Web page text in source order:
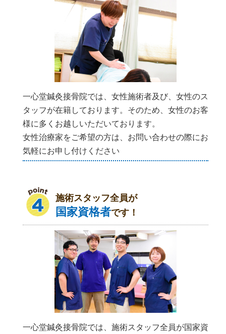
一心堂鍼灸接骨院では、女性施術者及び、女性のス
タッフが在籍しております。そのため、女性のお客
様に多くお越しいただいております。
女性治療家をご希望の方は、お問い合わせの際にお
気軽にお申し付けください
施術スタッフ全員が
国家資格者です！
一心堂鍼灸接骨院では、施術スタッフ全員が国家資